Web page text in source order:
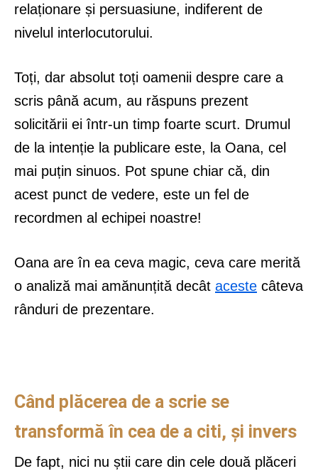
relaționare și persuasiune, indiferent de
nivelul interlocutorului.
Toți, dar absolut toți oamenii despre care a
scris până acum, au răspuns prezent
solicitării ei într-un timp foarte scurt. Drumul
de la intenție la publicare este, la Oana, cel
mai puțin sinuos. Pot spune chiar că, din
acest punct de vedere, este un fel de
recordmen al echipei noastre!
Oana are în ea ceva magic, ceva care merită
o analiză mai amănunțită decât aceste câteva
rânduri de prezentare.
Când plăcerea de a scrie se
transformă în cea de a citi, și invers
De fapt, nici nu știi care din cele două plăceri